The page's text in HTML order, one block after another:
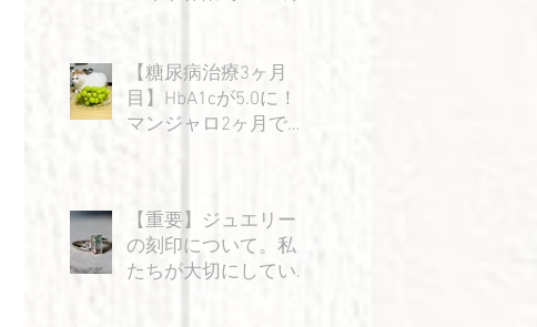
【糖尿病治療3ヶ月
目】HbA1cが5.0に！
マンジャロ2ヶ月で感
【重要】ジュエリー
の刻印について。私
たちが大切にしてい